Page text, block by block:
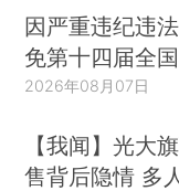
因严重违纪违
免第十四届全
2026年08月07日
【我闻】光大
售背后隐情 多